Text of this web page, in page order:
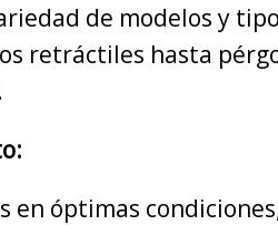
de modelos y
retráctiles hasta
en óptimas